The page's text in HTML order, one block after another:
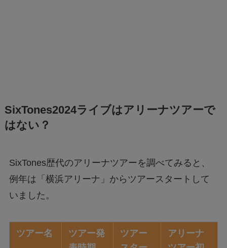
SixTones2024ライブはアリーナツアーで
はない？
SixTones歴代のアリーナツアーを調べてみると、
例年は「横浜アリーナ」からツアースタートして
いました。
ツアー名
ツアー発
ツアー
アリーナ